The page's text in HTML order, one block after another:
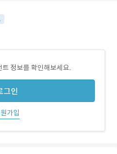
정보를 확인해보세요.
그인
가입